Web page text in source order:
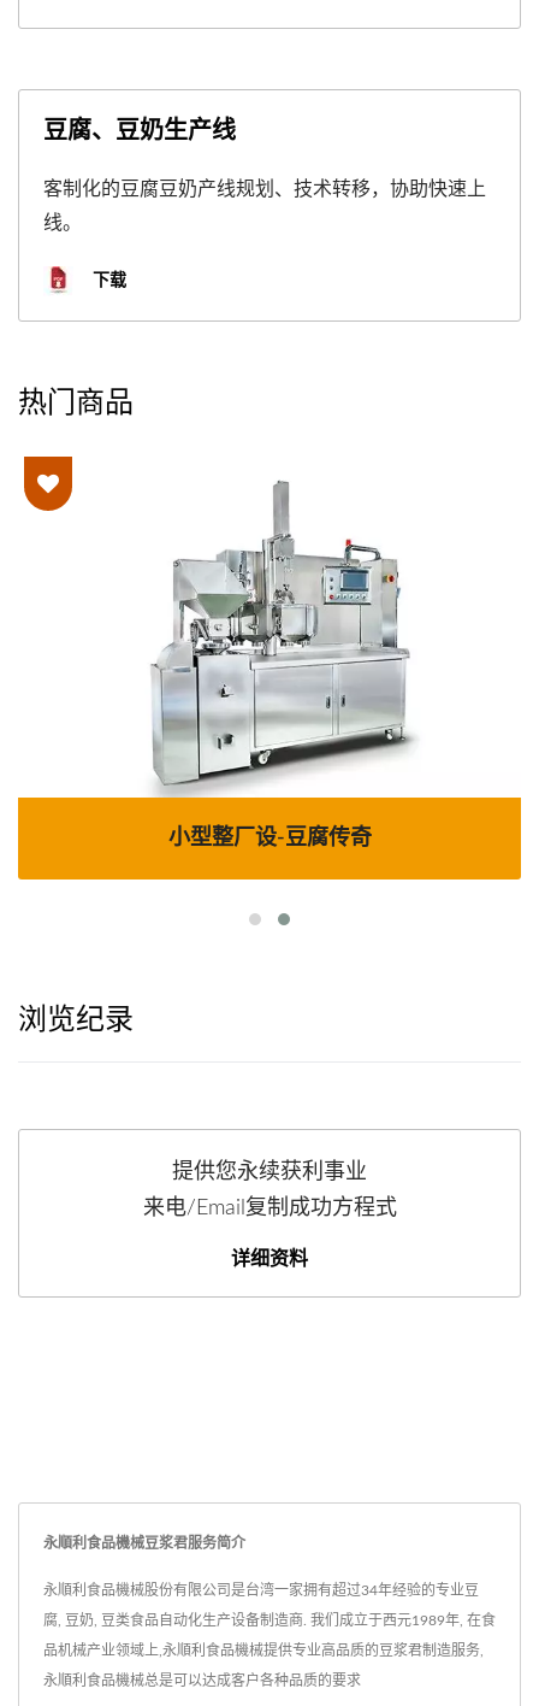
豆腐、豆奶生产线
客制化的豆腐豆奶产线规划、技术转移，协助快速上
线。
下载
热门商品
小型整厂设-豆腐传奇
浏览纪录
提供您永续获利事业
来电/Email复制成功方程式
详细资料
永順利食品機械豆浆君服务简介
永順利食品機械股份有限公司是台湾一家拥有超过34年经验的专业豆
腐, 豆奶, 豆类食品自动化生产设备制造商. 我们成立于西元1989年, 在食
品机械产业领域上,永順利食品機械提供专业高品质的豆浆君制造服务,
永順利食品機械总是可以达成客户各种品质的要求